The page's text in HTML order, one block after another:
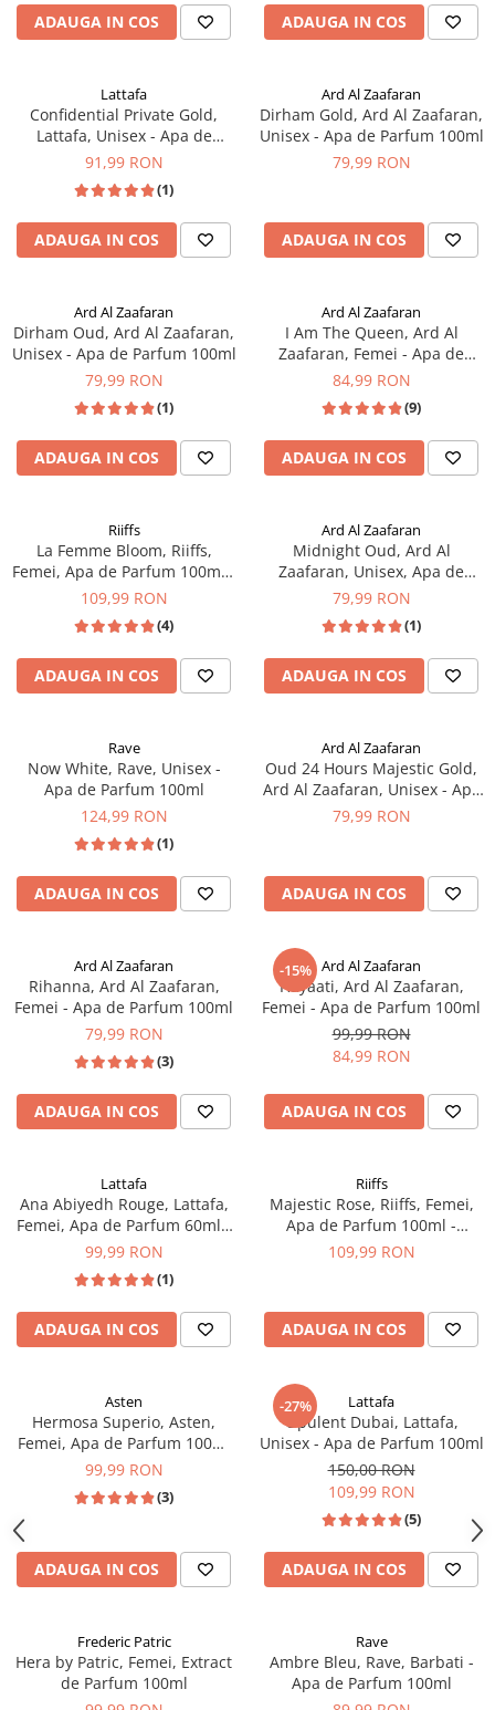
ADAUGA IN COS ADAUGA IN COS
Lattafa
Confidential Private Gold,
Lattafa, Unisex - Apa de
Parfum 100ml
91,99 RON
(1)
ADAUGA IN COS
Ard Al Zaafaran
Dirham Gold, Ard Al Zaafaran,
Unisex - Apa de Parfum 100ml
79,99 RON
ADAUGA IN COS
Ard Al Zaafaran
Dirham Oud, Ard Al Zaafaran,
Unisex - Apa de Parfum 100ml
79,99 RON
(1)
ADAUGA IN COS
Ard Al Zaafaran
I Am The Queen, Ard Al
Zaafaran, Femei - Apa de
Parfum 100ml
84,99 RON
(9)
ADAUGA IN COS
Riiffs
La Femme Bloom, Riiffs,
Femei, Apa de Parfum 100ml -
inspirat din Mon Paris de la
109,99 RON
(4)
ADAUGA IN COS
Ard Al Zaafaran
Midnight Oud, Ard Al
Zaafaran, Unisex, Apa de
Parfum 100ml - inspirat din
79,99 RON
(1)
ADAUGA IN COS
Rave
Now White, Rave, Unisex -
Apa de Parfum 100ml
124,99 RON
(1)
ADAUGA IN COS
Ard Al Zaafaran
Oud 24 Hours Majestic Gold,
Ard Al Zaafaran, Unisex - Apa
de Parfum 100ml
79,99 RON
ADAUGA IN COS
Ard Al Zaafaran
Rihanna, Ard Al Zaafaran,
Femei - Apa de Parfum 100ml
79,99 RON
(3)
ADAUGA IN COS
-15% Ard Al Zaafaran
Hayaati, Ard Al Zaafaran,
Femei - Apa de Parfum 100ml
99,99 RON
84,99 RON
ADAUGA IN COS
Lattafa
Ana Abiyedh Rouge, Lattafa,
Femei, Apa de Parfum 60ml -
inspirat din Baccarat Rouge
Kurkdjian
99,99 RON
(1)
ADAUGA IN COS
Riiffs
Majestic Rose, Riiffs, Femei,
Apa de Parfum 100ml -
inspirat din La Vie Est Belle by
109,99 RON
ADAUGA IN COS
Asten
Hermosa Superio, Asten,
Femei, Apa de Parfum 100ml
inspirat din Erba Pura
99,99 RON
(3)
ADAUGA IN COS
-27% Lattafa
Opulent Dubai, Lattafa,
Unisex - Apa de Parfum 100ml
150,00 RON
109,99 RON
(5)
ADAUGA IN COS
Frederic Patric
Hera by Patric, Femei, Extract
de Parfum 100ml
Rave
Ambre Bleu, Rave, Barbati -
Apa de Parfum 100ml